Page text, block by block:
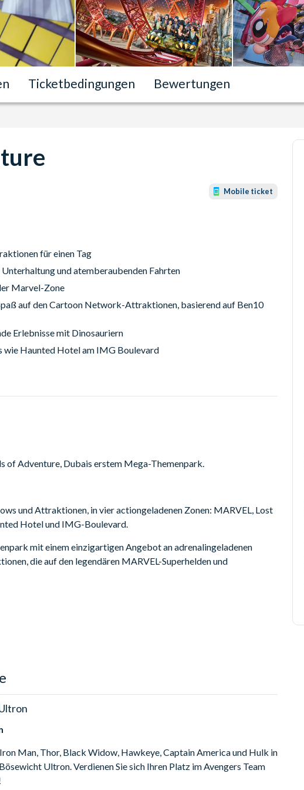
Ticketbedingungen Bewertungen
Mobile ticket
für einen Tag
und atemberaubenden Fahrten
Marvel-Zone
auf den Cartoon Network-Attraktionen, basierend auf Ben10
Erlebnisse mit Dinosauriern
wie Haunted Hotel am IMG Boulevard
of Adventure, Dubais erstem Mega-Themenpark.
und Attraktionen, in vier actiongeladenen Zonen: MARVEL, Lost
Hotel und IMG-Boulevard.
mit einem einzigartigen Angebot an adrenalingeladenen
die auf den legendären MARVEL-Superhelden und
in Dubais wachsende Freizeitindustrie und
Sie die Ticket-Option mit Fastpass, um die Warteschlangen an
Auswahl:
außerHaunted Hotel.
Zutritt zu allen Attraktionen, plus EINEN Fastpass-
bis 22:00 Uhr / Freitag bis Sonntag von 12:00 bis 23:00 Uhr
unterliegen.
Man, Thor, Black Widow, Hawkeye, Captain America und Hulk in
Ultron. Verdienen Sie sich Ihren Platz im Avengers Team